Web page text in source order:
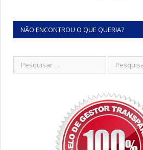
NÃO ENCONTROU O QUE QUERIA?